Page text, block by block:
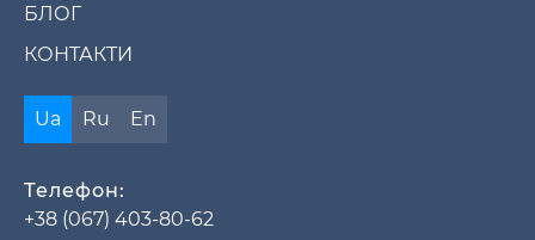
БЛОГ
КОНТАКТИ
Ua Ru En
Телефон:
+38 (067) 403-80-62